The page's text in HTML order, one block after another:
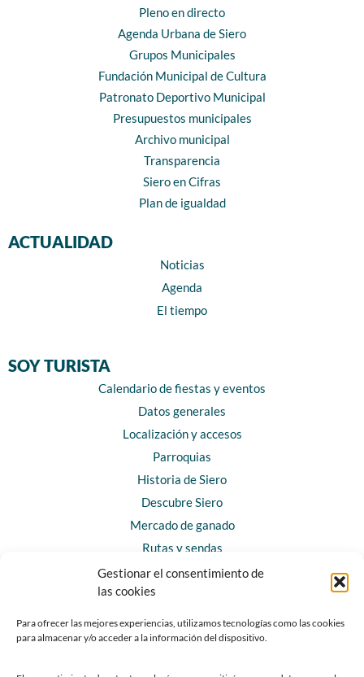
Gestionar el consentimiento de
las cookies
Para ofrecer las mejores experiencias, utilizamos tecnologías como las cookies
para almacenar y/o acceder a la información del dispositivo.
Pleno en directo
Agenda Urbana de Siero
Grupos Municipales
Fundación Municipal de Cultura
Patronato Deportivo Municipal
Presupuestos municipales
Archivo municipal
Transparencia
Siero en Cifras
Plan de igualdad
ACTUALIDAD
Noticias
Agenda
El tiempo
SOY TURISTA
Calendario de fiestas y eventos
Datos generales
Localización y accesos
Parroquias
Historia de Siero
Descubre Siero
Mercado de ganado
Rutas y sendas
Horarios y contacto
Teléfonos de interés